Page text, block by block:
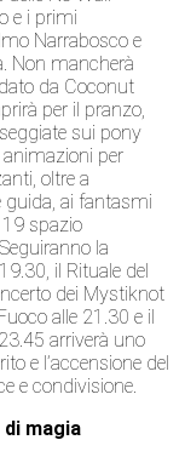
e i primi
Narrabosco e
Non mancherà
da Coconut
per il pranzo,
sui pony
per
oltre a
guida, ai fantasmi
19 spazio
la
il Rituale del
dei Mystiknot
alle 21.30 e il
arriverà uno
e l’accensione del
e condivisione.
di magia